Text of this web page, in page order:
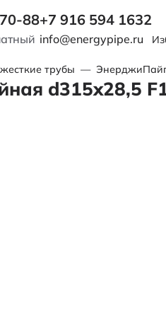
88+7 916 594 1632
info@energypipe.ru
трубы — ЭнерджиПайп
d315x28,5